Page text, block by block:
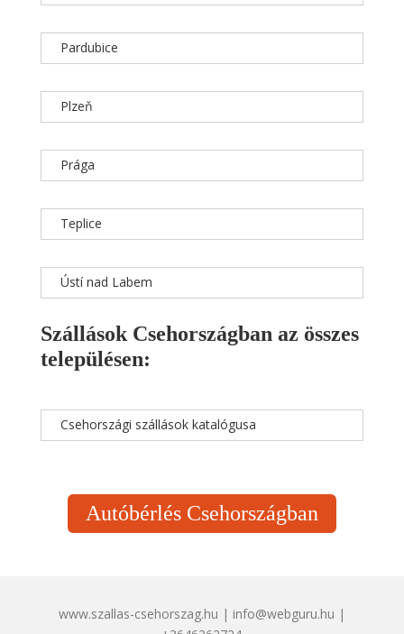
Pardubice
Plzeň
Prága
Teplice
Ústí nad Labem
Szállások Csehországban az összes
településen:
Csehországi szállások katalógusa
Autóbérlés Csehországban
www.szallas-csehorszag.hu | info@webguru.hu |